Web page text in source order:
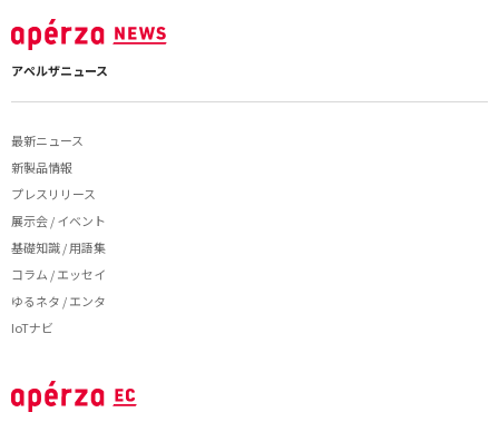
アペルザニュース
最新ニュース
新製品情報
プレスリリース
展示会 / イベント
基礎知識 / 用語集
コラム / エッセイ
ゆるネタ / エンタ
IoTナビ